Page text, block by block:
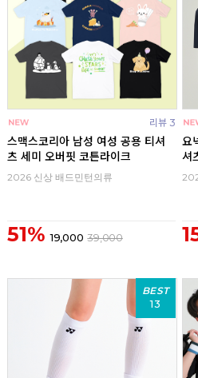
리뷰 3
스맥스코리아 남성 여성 공용 티셔
츠 세미 오버핏 코튼라이크
2026 신상 배드민턴의류
51% 19,000 39,000
요
셔
BEST
13